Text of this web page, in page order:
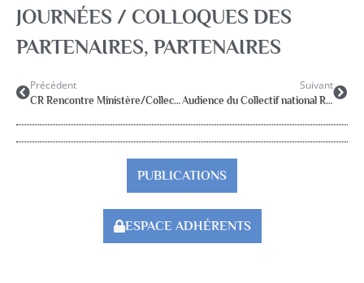
JOURNÉES / COLLOQUES DES
PARTENAIRES, PARTENAIRES
Précédent
CR Rencontre Ministère/Collectif RASED 24 avril 2025
Suivant
Audience du Collectif national RASED
PUBLICATIONS
ESPACE ADHÉRENTS